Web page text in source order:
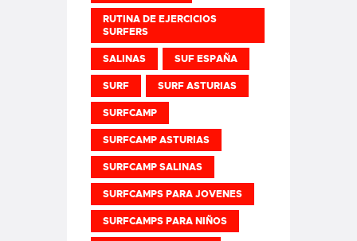
RUTINA DE EJERCICIOS
SURFERS
SALINAS SUF ESPAÑA
SURF SURF ASTURIAS
SURFCAMP
SURFCAMP ASTURIAS
SURFCAMP SALINAS
SURFCAMPS PARA JOVENES
SURFCAMPS PARA NIÑOS